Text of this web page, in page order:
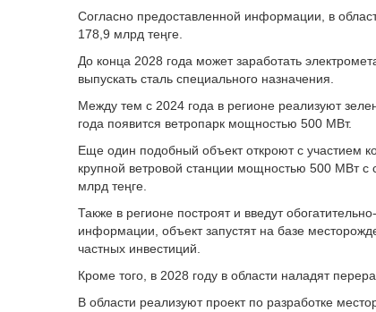
Согласно предоставленной информации, в
178,9 млрд теңге.
До конца 2028 года может заработать
выпускать сталь специального назначения.
Между тем с 2024 года в регионе реализуют
года появится ветропарк мощностью 500 МВт.
Еще один подобный объект откроют с участием
крупной ветровой станции мощностью 500 МВт с
млрд теңге.
Также в регионе построят и введут
информации, объект запустят на базе
частных инвестиций.
Кроме того, в 2028 году в области наладят
В области реализуют проект по разработке